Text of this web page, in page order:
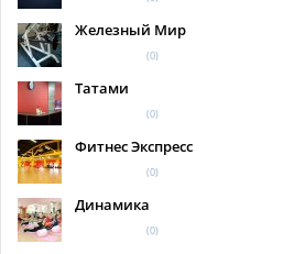
Железный Мир
(0)
Татами
(0)
Фитнес Экспресс
(0)
Динамика
(0)